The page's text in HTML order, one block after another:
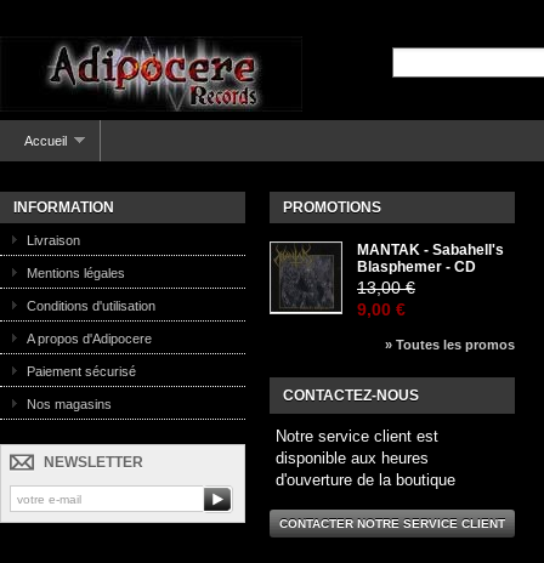
Accueil
INFORMATION
Livraison
Mentions légales
Conditions d'utilisation
A propos d'Adipocere
Paiement sécurisé
Nos magasins
NEWSLETTER
PROMOTIONS
MANTAK - Sabahell's
Blasphemer - CD
13,00 €
9,00 €
» Toutes les promos
CONTACTEZ-NOUS
Notre service client est
disponible aux heures
d'ouverture de la boutique
CONTACTER NOTRE SERVICE CLIENT